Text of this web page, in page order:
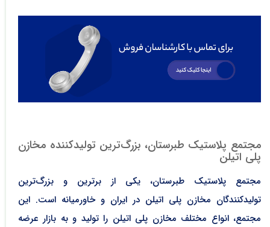
مجتمع پلاستیک طبرستان، بزرگ‌ترین تولیدکننده مخازن
پلی اتیلن
مجتمع پلاستیک طبرستان، یکی از برترین و بزرگ‌ترین
تولیدکنندگان مخازن پلی اتیلن در ایران و خاورمیانه است. این
مجتمع، انواع مختلف مخازن پلی اتیلن را تولید و به بازار عرضه